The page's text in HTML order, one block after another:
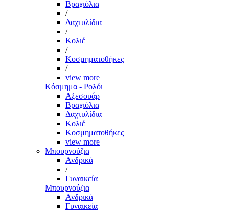
Βραχιόλια
/
Δαχτυλίδια
/
Κολιέ
/
Κοσμηματοθήκες
/
view more
Κόσμημα - Ρολόι
Αξεσουάρ
Βραχιόλια
Δαχτυλίδια
Κολιέ
Κοσμηματοθήκες
view more
Μπουρνούζια
Ανδρικά
/
Γυναικεία
Μπουρνούζια
Ανδρικά
Γυναικεία